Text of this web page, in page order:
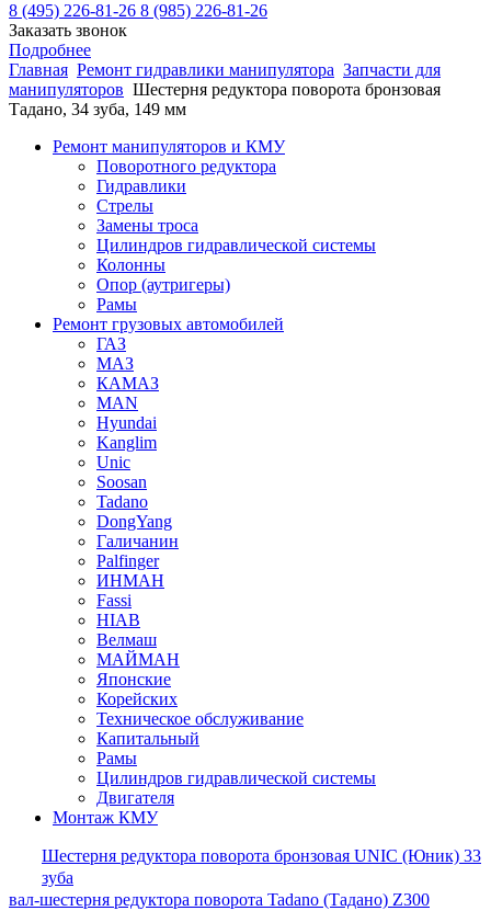
8 (495) 226-81-26 8 (985) 226-81-26
Заказать звонок
Подробнее
Главная Ремонт гидравлики манипулятора Запчасти для
манипуляторов Шестерня редуктора поворота бронзовая
Тадано, 34 зуба, 149 мм
Ремонт манипуляторов и КМУ
Поворотного редуктора
Гидравлики
Стрелы
Замены троса
Цилиндров гидравлической системы
Колонны
Опор (аутригеры)
Рамы
Ремонт грузовых автомобилей
ГАЗ
МАЗ
КАМАЗ
MAN
Hyundai
Kanglim
Unic
Soosan
Tadano
DongYang
Галичанин
Palfinger
ИНМАН
Fassi
HIAB
Велмаш
МАЙМАН
Японские
Корейских
Техническое обслуживание
Капитальный
Рамы
Цилиндров гидравлической системы
Двигателя
Монтаж КМУ
Шестерня редуктора поворота бронзовая UNIC (Юник) 33
зуба
вал-шестерня редуктора поворота Tadano (Тадано) Z300